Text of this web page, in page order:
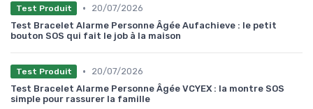
Test Produit •
20/07/2026
Test Bracelet Alarme Personne Âgée Aufachieve : le petit
bouton SOS qui fait le job à la maison
Test Produit •
20/07/2026
Test Bracelet Alarme Personne Âgée VCYEX : la montre SOS
simple pour rassurer la famille